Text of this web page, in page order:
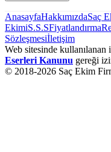
AnasayfaHakkımızdaSaç
EkimiS.S.SFiyatlandırma
Sözleşmesiİletişim
Web sitesinde kullanılanan
Eserleri Kanunu gereği
© 2018-2026 Saç Ekim